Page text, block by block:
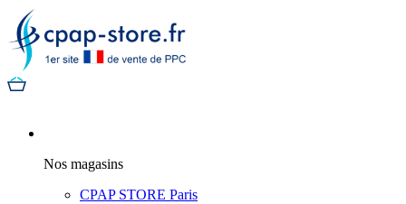
Nos magasins
CPAP STORE Paris